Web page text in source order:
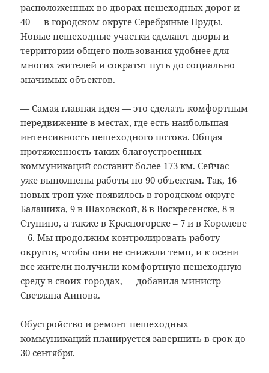
расположенных во дворах пешеходных дорог и
40 — в городском округе Серебряные Пруды.
Новые пешеходные участки сделают дворы и
территории общего пользования удобнее для
многих жителей и сократят путь до социально
значимых объектов.
— Самая главная идея — это сделать комфортным
передвижение в местах, где есть наибольшая
интенсивность пешеходного потока. Общая
протяженность таких благоустроенных
коммуникаций составит более 173 км. Сейчас
уже выполнены работы по 90 объектам. Так, 16
новых троп уже появилось в городском округе
Балашиха, 9 в Шаховской, 8 в Воскресенске, 8 в
Ступино, а также в Красногорске – 7 и в Королеве
– 6. Мы продолжим контролировать работу
округов, чтобы они не снижали темп, и к осени
все жители получили комфортную пешеходную
среду в своих городах, — добавила министр
Светлана Аипова.
Обустройство и ремонт пешеходных
коммуникаций планируется завершить в срок до
30 сентября.